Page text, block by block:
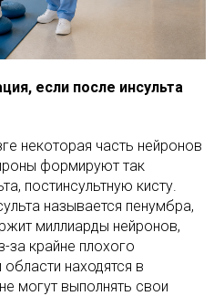
если после инсульта
некоторая часть нейронов
формируют так
постинсультную кисту.
называется пенумбра,
миллиарды нейронов,
крайне плохого
находятся в
могут выполнять свои